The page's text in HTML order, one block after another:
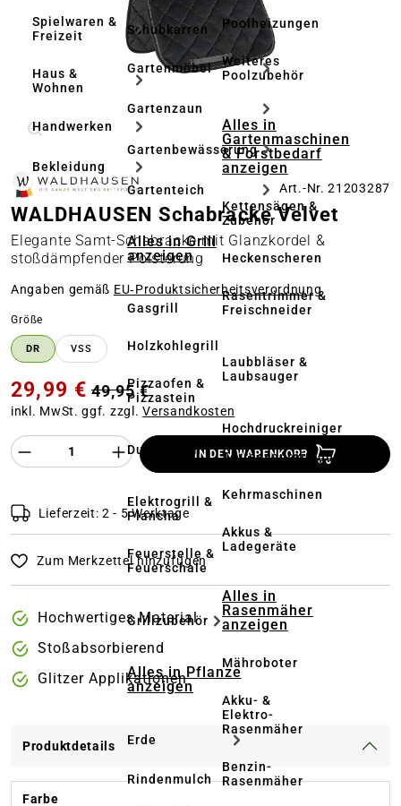
Spielwaren &
Freizeit
Haus &
Wohnen
Handwerken
Bekleidung
Schubkarren
Gartenmöbel
Gartenzaun
Gartenbewässerung
Gartenteich
Alles in Grill
anzeigen
Gasgrill
Holzkohlegrill
Pizzaofen &
Pizzastein
Dutch Oven
Elektrogrill &
Plancha
Feuerstelle &
Feuerschale
Grillzubehör
Alles in Pflanze
anzeigen
Erde
Rindenmulch
Poolheizungen
Weiteres
Poolzubehör
Alles in
Gartenmaschinen
& Forstbedarf
anzeigen
Kettensägen &
Zubehör
Heckenscheren
Rasentrimmer &
Freischneider
Laubbläser &
Laubsauger
Hochdruckreiniger
Terrassenreinigung
Kehrmaschinen
Akkus &
Ladegeräte
Alles in
Rasenmäher
anzeigen
Mähroboter
Akku- &
Elektro-
Rasenmäher
Benzin-
Rasenmäher
Art.-Nr. 21203287
WALDHAUSEN Schabracke Velvet
Elegante Samt-Schabracke mit Glanzkordel &
stoßdämpfender Polsterung
Angaben gemäß EU‑Produktsicherheitsverordnung
Größe
DR VSS
29,99 € 49,95 €
inkl. MwSt. ggf. zzgl.Versandkosten
Produkt Anzahl des Produktes
IN DEN WARENKORB
Lieferzeit: 2 - 5 Werktage
Zum Merkzettel hinzufügen
Hochwertiges Material
Stoßabsorbierend
Glitzer Applikationen
Produktdetails
Farbe